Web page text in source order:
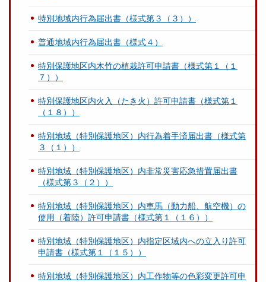
特別地域内行為届出書（様式第３（３））
普通地域内行為届出書（様式４）
特別保護地区内木竹の植栽許可申請書（様式第１（１
７））
特別保護地区内火入（たき火）許可申請書（様式第１
（１８））
特別地域（特別保護地区）内行為着手済届出書（様式第
３（１））
特別地域（特別保護地区）内非常災害応急措置届出書
（様式第３（２））
特別地域（特別保護地区）内車馬（動力船、航空機）の
使用（着陸）許可申請書（様式第１（１６））
特別地域（特別保護地区）内指定区域内への立入り許可
申請書（様式第１（１５））
特別地域（特別保護地区）内工作物等の色彩変更許可申